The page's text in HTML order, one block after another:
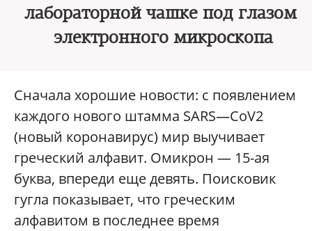
лабораторной чашке под глазом
электронного микроскопа
Сначала хорошие новости: с появлением
каждого нового штамма SARS—CoV2
(новый коронавирус) мир выучивает
греческий алфавит. Омикрон — 15-ая
буква, впереди еще девять. Поисковик
гугла показывает, что греческим
алфавитом в последнее время